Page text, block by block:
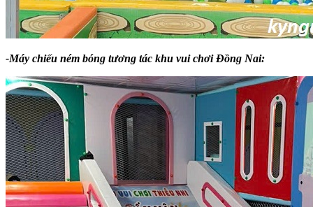
-Máy chiếu ném bóng tương tác khu vui chơi Đồng Nai: